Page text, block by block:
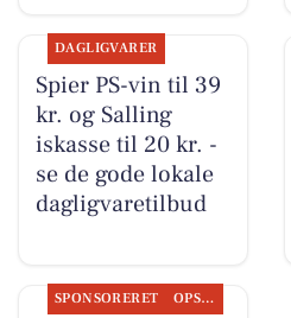
DAGLIGVARER
Spier PS-vin til 39
kr. og Salling
iskasse til 20 kr. -
se de gode lokale
dagligvaretilbud
SPONSORERET OPSLAGSTAVLEN